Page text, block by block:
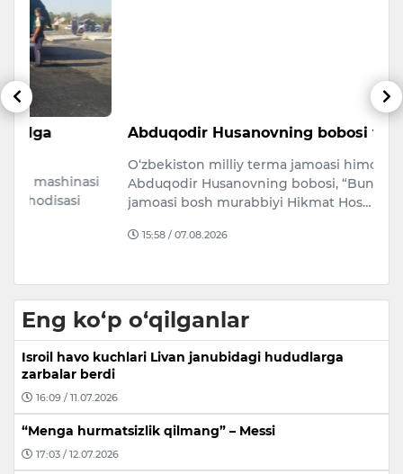
Abduqodir Husanovning bobosi vafot etdi
O‘zbekiston milliy terma jamoasi himoyachisi
Abduqodir Husanovning bobosi, “Bunyodkor” U19
jamoasi bosh murabbiyi Hikmat Hos…
15:58 / 07.08.2026
Eng ko‘p o‘qilganlar
Isroil havo kuchlari Livan janubidagi hududlarga
zarbalar berdi
16:09 / 11.07.2026
“Menga hurmatsizlik qilmang” – Messi
17:03 / 12.07.2026